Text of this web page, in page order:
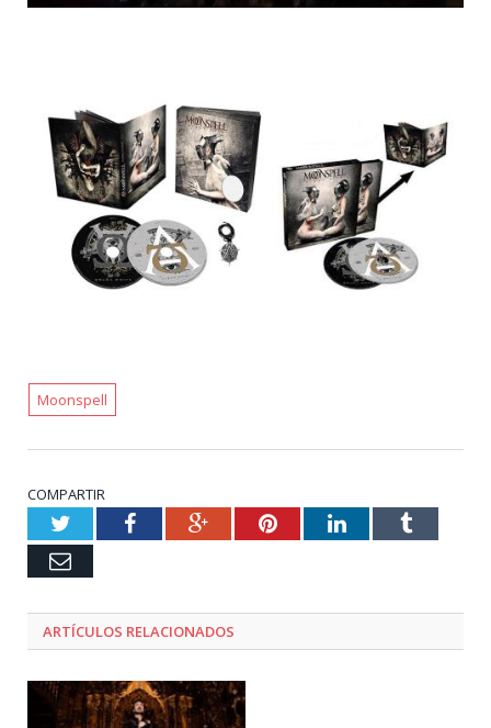
Moonspell
COMPARTIR
TwitterFacebookGoogle+PinterestLinkedInTumblr
Email
ARTÍCULOS RELACIONADOS